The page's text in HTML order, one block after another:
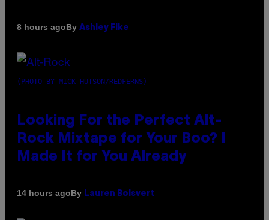
8 hours agoBy Ashley Fike
(PHOTO BY MICK HUTSON/REDFERNS)
Looking For the Perfect Alt-
Rock Mixtape for Your Boo? I
Made It for You Already
14 hours agoBy Lauren Boisvert